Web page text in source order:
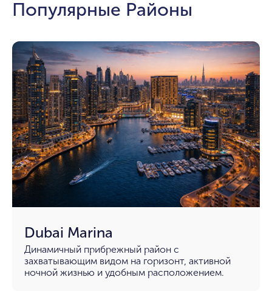
Популярные Районы
Dubai Marina
Динамичный прибрежный район с
захватывающим видом на горизонт, активной
ночной жизнью и удобным расположением.